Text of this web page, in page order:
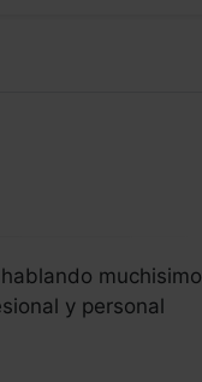
muchisimo
y personal